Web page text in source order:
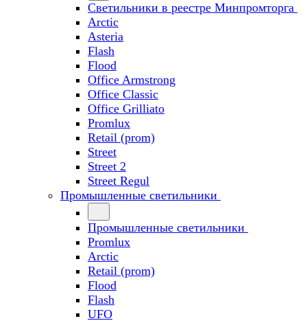
Светильники в реестре Минпромторга
Arctic
Asteria
Flash
Flood
Office Armstrong
Office Classic
Office Grilliato
Promlux
Retail (prom)
Street
Street 2
Street Regul
Промышленные светильники
Промышленные светильники
Promlux
Arctic
Retail (prom)
Flood
Flash
UFO